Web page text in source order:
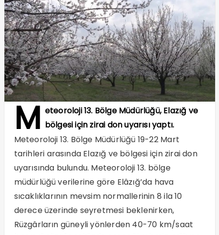
M eteoroloji 13. Bölge Müdürlüğü, Elazığ ve
bölgesi için zirai don uyarısı yaptı.
Meteoroloji 13. Bölge Müdürlüğü 19-22 Mart
tarihleri arasında Elazığ ve bölgesi için zirai don
uyarısında bulundu. Meteoroloji 13. bölge
müdürlüğü verilerine göre Elâzığ’da hava
sıcaklıklarının mevsim normallerinin 8 ila 10
derece üzerinde seyretmesi beklenirken,
Rüzgârların güneyli yönlerden 40-70 km/saat